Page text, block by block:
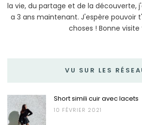
la vie, du partage et de la découverte,
a 3 ans maintenant. J'espère pouvoir
choses ! Bonne visite
VU SUR LES
Short simili cuir avec lacets
10 FÉVRIER 2021